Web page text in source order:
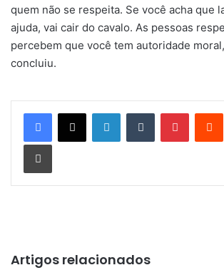
quem não se respeita. Se você acha que
ajuda, vai cair do cavalo. As pessoas
percebem que você tem autoridade
concluiu.
Artigos relacionados